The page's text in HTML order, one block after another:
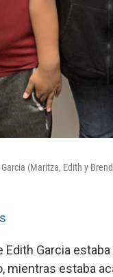
(Maritza, Edith y
Edith Garcia
mientras estaba